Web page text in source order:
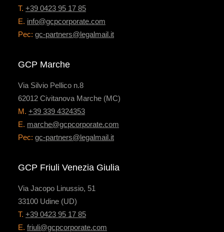
T. +39 0423 95 17 85
E. info@gcpcorporate.com
Pec: gc-partners@legalmail.it
GCP Marche
Via Silvio Pellico n.8
62012 Civitanova Marche (MC)
M. +39 339 4324353
E. marche@gcpcorporate.com
Pec: gc-partners@legalmail.it
GCP Friuli Venezia Giulia
Via Jacopo Linussio, 51
33100 Udine (UD)
T. +39 0423 95 17 85
E. friuli@gcpcorporate.com